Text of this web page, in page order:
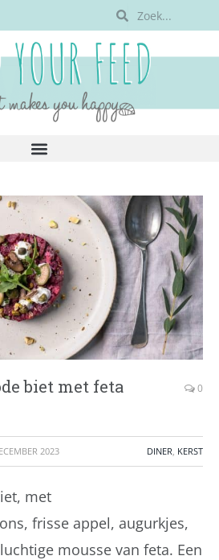
biet met feta
0
2023 DINER, KERST
met
frisse appel, augurkjes,
mousse van feta. Een